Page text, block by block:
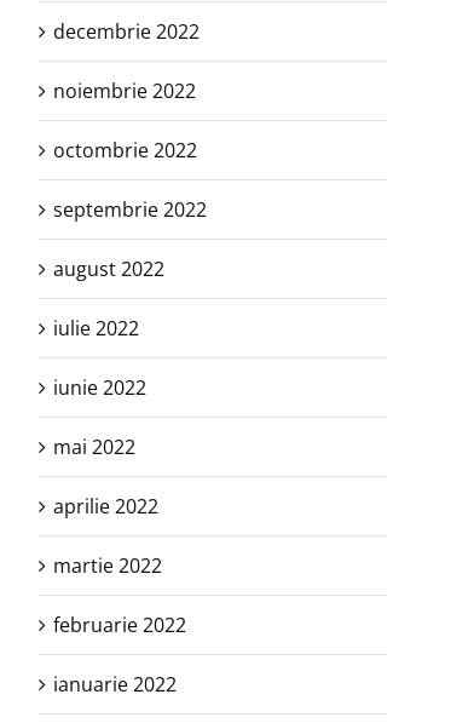
decembrie 2022
noiembrie 2022
octombrie 2022
septembrie 2022
august 2022
iulie 2022
iunie 2022
mai 2022
aprilie 2022
martie 2022
februarie 2022
ianuarie 2022